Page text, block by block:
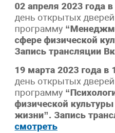
02 апреля 2023 года
день открытых
программу
сфере физической
Запись трансляции
19 марта 2023 года в
день открытых
программу
физической
жизни”. Запись
смотреть